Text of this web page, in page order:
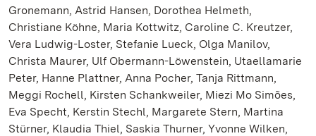
Gronemann, Astrid Hansen, Dorothea Helmeth,
Christiane Köhne, Maria Kottwitz, Caroline C. Kreutzer,
Vera Ludwig-Loster, Stefanie Lueck, Olga Manilov,
Christa Maurer, Ulf Obermann-Löwenstein, Utaellamarie
Peter, Hanne Plattner, Anna Pocher, Tanja Rittmann,
Meggi Rochell, Kirsten Schankweiler, Miezi Mo Simões,
Eva Specht, Kerstin Stechl, Margarete Stern, Martina
Stürner, Klaudia Thiel, Saskia Thurner, Yvonne Wilken,